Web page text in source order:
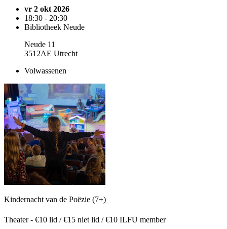
vr 2 okt 2026
18:30 - 20:30
Bibliotheek Neude
Neude 11
3512AE Utrecht
Volwassenen
Kindernacht van de Poëzie (7+)
Theater - €10 lid / €15 niet lid / €10 ILFU member